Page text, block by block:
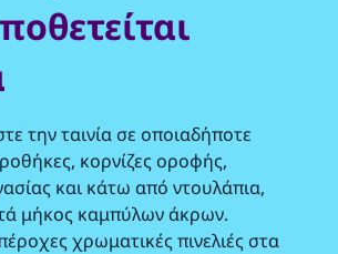
την ταινία σε οποιαδήποτε
κορνίζες οροφής,
και κάτω από ντουλάπια,
μήκος καμπύλων άκρων.
χρωματικές πινελιές στα